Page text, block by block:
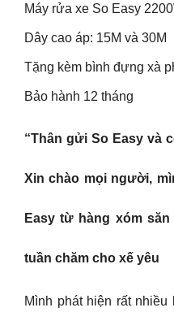
Máy rửa xe So Easy
Dây cao áp: 15M và 30M
Tặng kèm bình đựng xà
Bảo hành 12 tháng
“Thân gửi So Easy và
Xin chào mọi người,
Easy từ hàng xóm
tuần chăm cho xế yêu
Mình phát hiện rất